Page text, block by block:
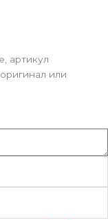
артикул
или